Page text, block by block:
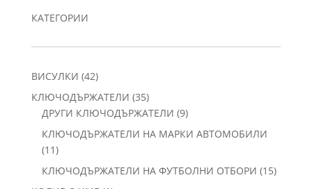
КАТЕГОРИИ
ВИСУЛКИ 4242
продукта
КЛЮЧОДЪРЖАТЕЛИ 3535
продукта
ДРУГИ КЛЮЧОДЪРЖАТЕЛИ 99
продукта
КЛЮЧОДЪРЖАТЕЛИ НА МАРКИ АВТОМОБИЛИ
1111
продукта
КЛЮЧОДЪРЖАТЕЛИ НА ФУТБОЛНИ ОТБОРИ 1515